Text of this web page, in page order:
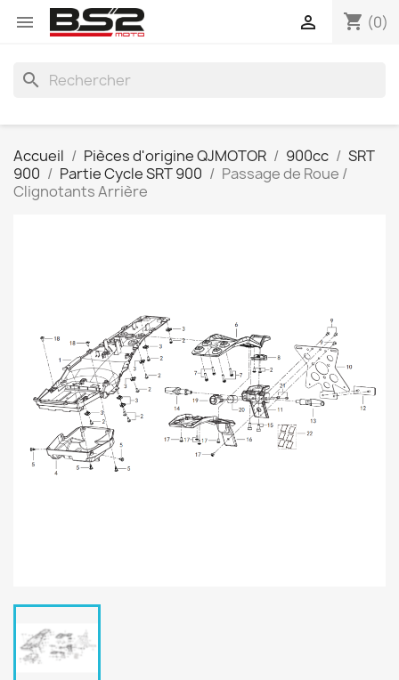
 shopping_cart (0)

search
Accueil Pièces d'origine QJMOTOR 900cc
SRT
900
Partie Cycle SRT 900
Passage de Roue /
Clignotants Arrière